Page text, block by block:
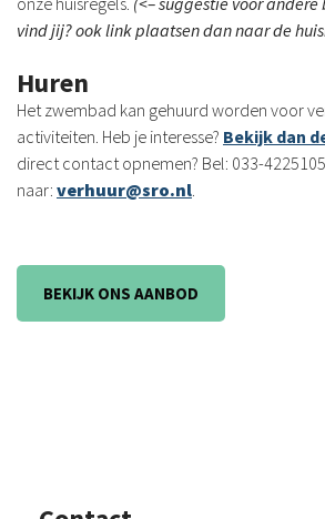
vind jij? ook link plaatsen dan naar de
Huren
Het zwembad kan gehuurd worden voor
activiteiten. Heb je interesse? Bekijk dan
direct contact opnemen? Bel: 033-
naar: verhuur@sro.nl.
BEKIJK ONS AANBOD